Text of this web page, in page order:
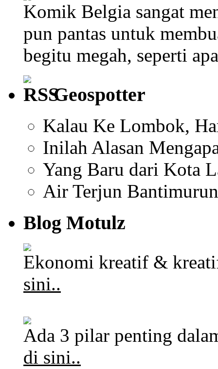
Komik Belgia sangat
pun pantas untuk
begitu megah, seperti
Geospotter
Kalau Ke Lombok,
Inilah Alasan
Yang Baru dari Kota
Air Terjun
Blog Motulz
Ekonomi kreatif &
sini..
Ada 3 pilar penting
di sini..